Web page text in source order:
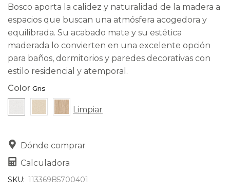
Bosco aporta la calidez y naturalidad de la madera a
espacios que buscan una atmósfera acogedora y
equilibrada. Su acabado mate y su estética
maderada lo convierten en una excelente opción
para baños, dormitorios y paredes decorativas con
estilo residencial y atemporal.
Color
Limpiar
Dónde comprar
Calculadora
SKU: 113369B5700401